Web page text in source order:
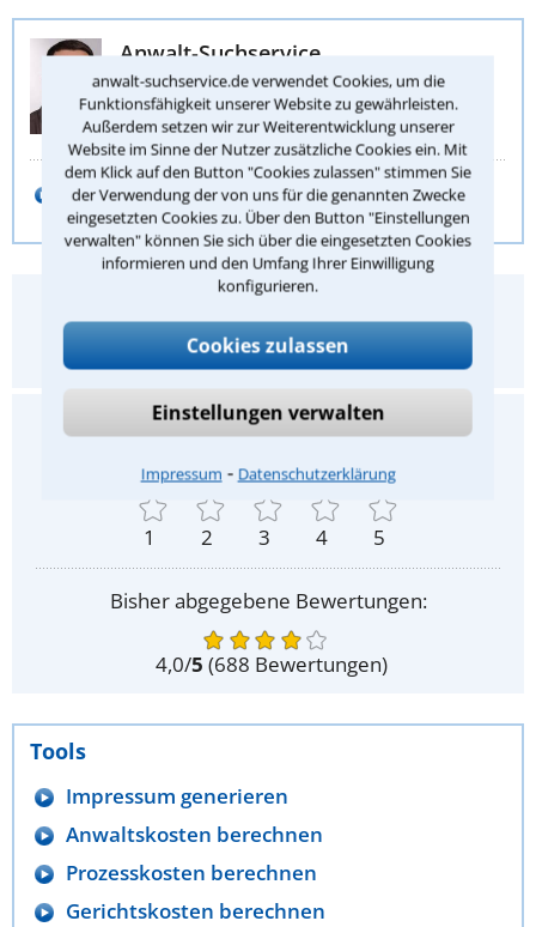
anwalt-suchservice.de verwendet Cookies, um die
Funktionsfähigkeit unserer Website zu gewährleisten.
Außerdem setzen wir zur Weiterentwicklung unserer
Website im Sinne der Nutzer zusätzliche Cookies ein. Mit
dem Klick auf den Button "Cookies zulassen" stimmen Sie
der Verwendung der von uns für die genannten Zwecke
eingesetzten Cookies zu. Über den Button "Einstellungen
verwalten" können Sie sich über die eingesetzten Cookies
informieren und den Umfang Ihrer Einwilligung
konfigurieren.
Cookies zulassen
Einstellungen verwalten
Impressum ⁃ Datenschutzerklärung
Anwalt-Suchservice
Juristische Redaktion
Stephan Buch
E-Mail schreiben
Hat Ihnen dieser Rechtstipp geholfen?
Ja
Nein
Gefällt Ihnen dieser Rechtstipp?
Ihre Bewertung:
1 2 3 4 5
Bisher abgegebene Bewertungen:
4,0/5 (688 Bewertungen)
Tools
Impressum generieren
Anwaltskosten berechnen
Prozesskosten berechnen
Gerichtskosten berechnen